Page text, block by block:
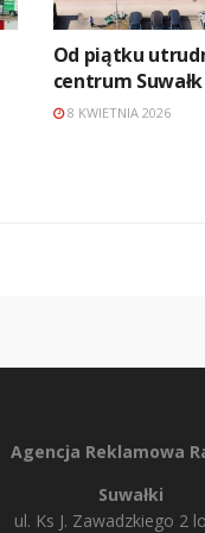
Od piątku
centrum Suwałk
8 KWIETNIA 2026
Agencja Reklamowa
Suwałki
ul. Ks J. Zawadzkiego 2